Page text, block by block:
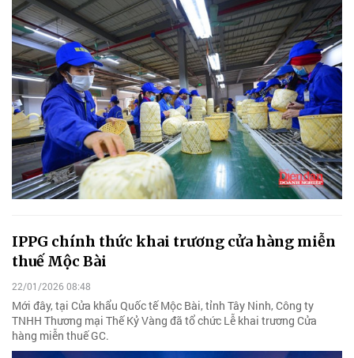
IPPG chính thức khai trương cửa hàng miễn
thuế Mộc Bài
22/01/2026 08:48
Mới đây, tại Cửa khẩu Quốc tế Mộc Bài, tỉnh Tây Ninh, Công ty
TNHH Thương mại Thế Kỷ Vàng đã tổ chức Lễ khai trương Cửa
hàng miễn thuế GC.